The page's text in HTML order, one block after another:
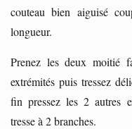
couteau bien aiguisé
longueur.
Prenez les deux moitié
extrémités puis tressez
fin pressez les 2 autres
tresse à 2 branches.